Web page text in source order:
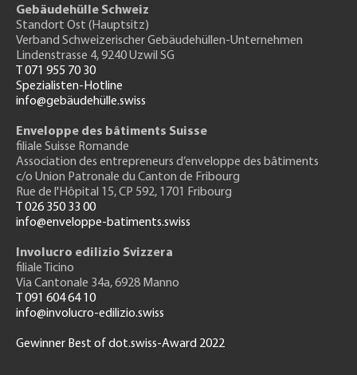
Gebäudehülle Schweiz
Standort Ost (Hauptsitz)
Verband Schweizerischer Gebäudehüllen-Unternehmen
Lindenstrasse 4, 9240 Uzwil SG
T 071 955 70 30
Spezialisten-Hotline
info@gebäudehülle.swiss
Enveloppe des bâtiments Suisse
filiale Suisse Romande
Association des entrepreneurs d’enveloppe des bâtiments
c/o Union Patronale du Canton de Fribourg
Rue de l'Hôpital 15, CP 592, 1701 Fribourg
T 026 350 33 00
info@enveloppe-batiments.swiss
Involucro edilizio Svizzera
filiale Ticino
Via Cantonale 34a, 6928 Manno
T 091 604 64 10
info@involucro-edilizio.swiss
Gewinner Best of dot.swiss-Award 2022